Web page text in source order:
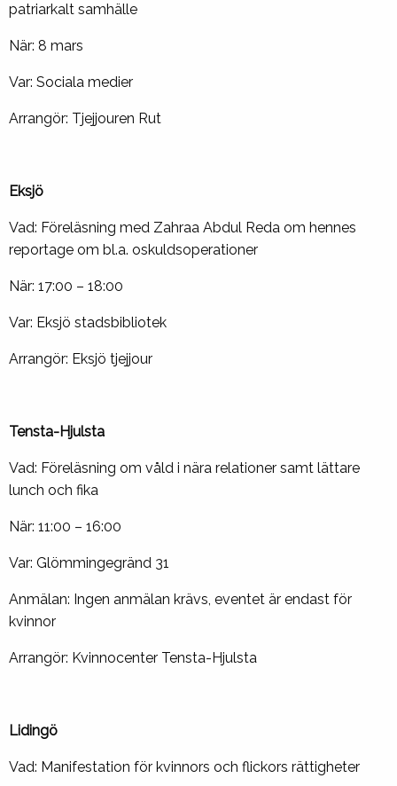
patriarkalt samhälle
När: 8 mars
Var: Sociala medier
Arrangör: Tjejjouren Rut
Eksjö
Vad: Föreläsning med Zahraa Abdul Reda om hennes
reportage om bl.a. oskuldsoperationer
När: 17:00 – 18:00
Var: Eksjö stadsbibliotek
Arrangör: Eksjö tjejjour
Tensta-Hjulsta
Vad: Föreläsning om våld i nära relationer samt lättare
lunch och fika
När: 11:00 – 16:00
Var: Glömmingegränd 31
Anmälan: Ingen anmälan krävs, eventet är endast för
kvinnor
Arrangör: Kvinnocenter Tensta-Hjulsta
Lidingö
Vad: Manifestation för kvinnors och flickors rättigheter